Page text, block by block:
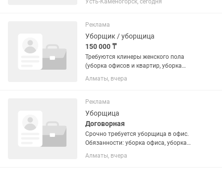
выходных в неделю по плавающему
зарплата на карту. На...
Усть-Каменогорск, сегодня
Реклама
Уборщик / уборщица
150 000 ₸
Требуются клинеры женского пола
(уборка офисов и квартир, уборка
после ремонта) (Не зависит от заказов
есть или нет оклад получаете 100%)
Алматы, вчера
Реклама
Уборщица
Договорная
Срочно требуется уборщица в офис.
Обязанности: уборка офиса, уборка
санузлов, сбор и вынос мусора. Адрес-
проспект Достык 210 блок А. БЦ
Алматы, вчера